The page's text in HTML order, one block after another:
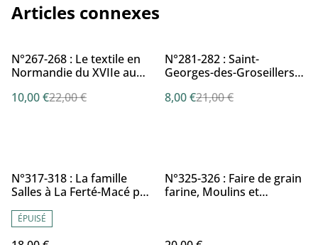
Articles connexes
%
N°267-268 : Le textile en
Normandie du XVIIe au
colloque de Flers (28-29
10,00 €22,00 €
%
N°281-282 : Saint-
Georges-des-Groseillers
S.ROBINE.
8,00 €21,00 €
N°317-318 : La famille
Salles à La Ferté-Macé par
ÉPUISÉ
N°325-326 : Faire de grain
farine, Moulins et